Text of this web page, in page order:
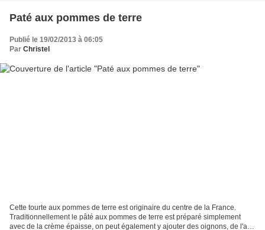
Paté aux pommes de terre
Publié le 19/02/2013 à 06:05
Par Christel
Cette tourte aux pommes de terre est originaire du centre de la France.
Traditionnellement le pâté aux pommes de terre est préparé simplement
avec de la crème épaisse, on peut également y ajouter des oignons, de l'ail